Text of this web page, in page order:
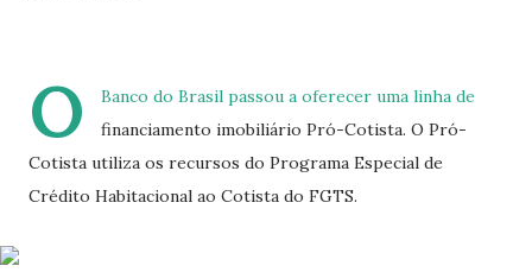
O
Banco do Brasil passou a oferecer uma linha de
financiamento imobiliário Pró-Cotista. O Pró-
Cotista utiliza os recursos do Programa Especial de
Crédito Habitacional ao Cotista do FGTS.